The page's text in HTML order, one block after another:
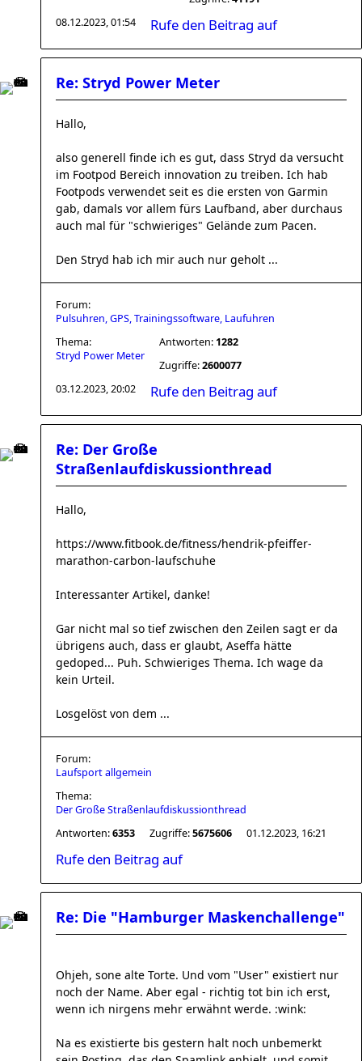
08.12.2023, 01:54
Rufe den Beitrag auf
Re: Stryd Power Meter
Hallo,
also generell finde ich es gut, dass Stryd da versucht
im Footpod Bereich innovation zu treiben. Ich hab
Footpods verwendet seit es die ersten von Garmin
gab, damals vor allem fürs Laufband, aber durchaus
auch mal für "schwieriges" Gelände zum Pacen.
Den Stryd hab ich mir auch nur geholt ...
Forum:
Pulsuhren, GPS, Trainingssoftware, Laufuhren
Thema:
Stryd Power Meter
Antworten: 1282
Zugriffe:2600077
03.12.2023, 20:02
Rufe den Beitrag auf
Re: Der Große
Straßenlaufdiskussionthread
Hallo,
https://www.fitbook.de/fitness/hendrik-pfeiffer-
marathon-carbon-laufschuhe
Interessanter Artikel, danke!
Gar nicht mal so tief zwischen den Zeilen sagt er da
übrigens auch, dass er glaubt, Aseffa hätte
gedoped... Puh. Schwieriges Thema. Ich wage da
kein Urteil.
Losgelöst von dem ...
Forum:
Laufsport allgemein
Thema:
Der Große Straßenlaufdiskussionthread
Antworten:6353 Zugriffe:5675606 01.12.2023, 16:21
Rufe den Beitrag auf
Re: Die "Hamburger Maskenchallenge"
Ohjeh, sone alte Torte. Und vom "User" existiert nur
noch der Name. Aber egal - richtig tot bin ich erst,
wenn ich nirgens mehr erwähnt werde. :wink:
Na es existierte bis gestern halt noch unbemerkt